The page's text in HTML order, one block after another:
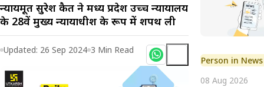
न्यायमूर्ति सुरेश कैत ने मध्य प्रदेश उच्च न्यायालय
के 28वें मुख्य न्यायाधीश के रूप में शपथ ली
Updated: 26 Sep 2024 3 Min Read
Person in News
08 Aug 2026